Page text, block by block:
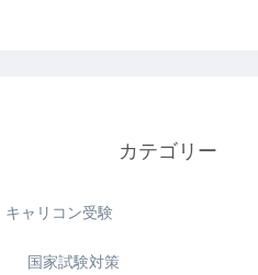
カテゴリー
キャリコン受験
国家試験対策